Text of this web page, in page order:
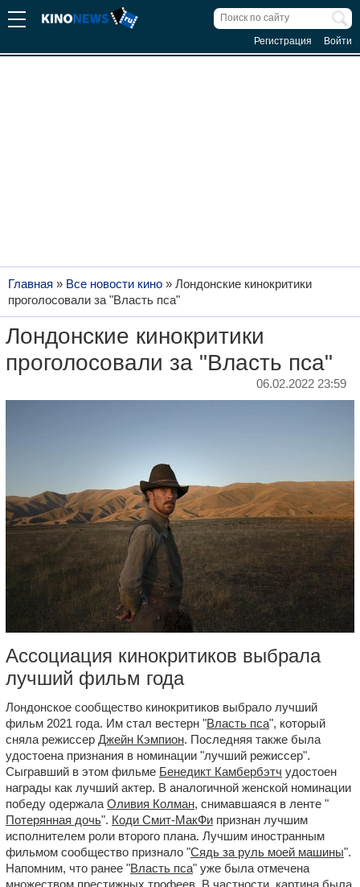
Регистрация Войти
Главная » Все новости кино » Лондонские кинокритики
проголосовали за "Власть пса"
Лондонские кинокритики
проголосовали за "Власть пса"
06.02.2022 23:59
Ассоциация кинокритиков выбрала
лучший фильм года
Лондонское сообщество кинокритиков выбрало лучший
фильм 2021 года. Им стал вестерн "Власть пса", который
сняла режиссер Джейн Кэмпион. Последняя также была
удостоена признания в номинации "лучший режиссер".
Сыгравший в этом фильме Бенедикт Камбербэтч удостоен
награды как лучший актер. В аналогичной женской номинации
победу одержала Оливия Колман, снимавшаяся в ленте "
Потерянная дочь". Коди Смит-МакФи признан лучшим
исполнителем роли второго плана. Лучшим иностранным
фильмом сообщество признало "Сядь за руль моей машины".
Напомним, что ранее "Власть пса" уже была отмечена